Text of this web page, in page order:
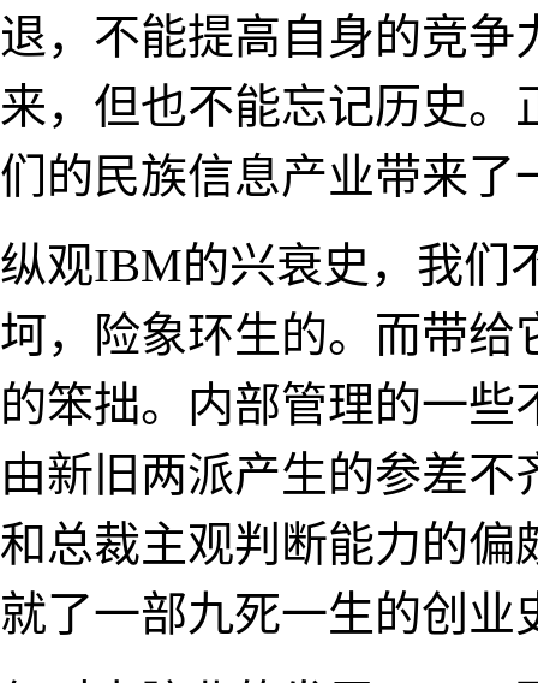
退，不能提高自身的竞
来，但也不能忘记历史
们的民族信息产业带来了
纵观IBM的兴衰史，我们
坷，险象环生的。而带给
的笨拙。内部管理的一
由新旧两派产生的参差
和总裁主观判断能力的
就了一部九死一生的创业